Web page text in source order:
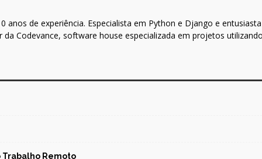
anos de experiência. Especialista em Python e Django e
da Codevance, software house especializada em projetos
Trabalho Remoto